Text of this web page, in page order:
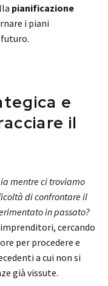
pianificazione
i piani
e
il
mentre ci troviamo
di confrontare il
in passato?
cercando
per procedere e
a cui non si
già vissute.